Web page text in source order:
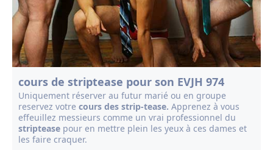
cours de striptease pour son EVJH 974
Uniquement réserver au futur marié ou en groupe
reservez votre cours des strip-tease. Apprenez à vous
effeuillez messieurs comme un vrai professionnel du
striptease pour en mettre plein les yeux à ces dames et
les faire craquer.